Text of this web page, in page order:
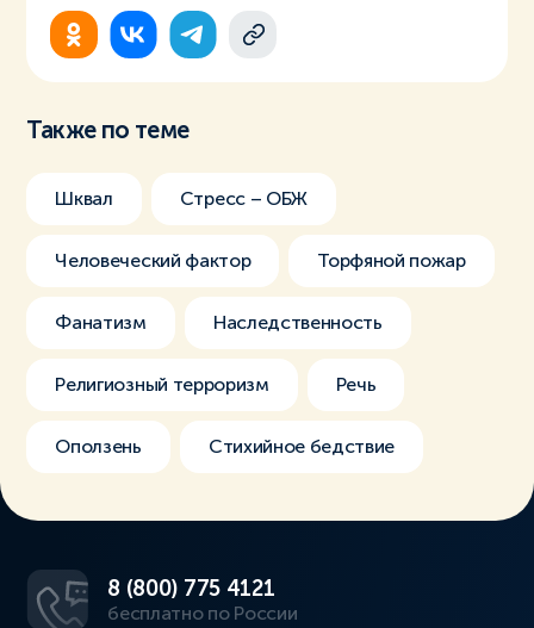
Также по теме
Шквал Стресс – ОБЖ
Человеческий фактор Торфяной пожар
Фанатизм Наследственность
Религиозный терроризм Речь
Оползень Стихийное бедствие
8 (800) 775 4121
бесплатно по России